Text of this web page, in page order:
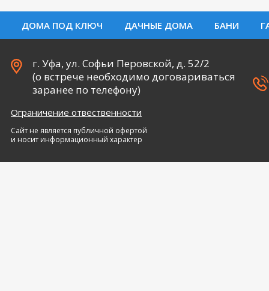
ДОМА ПОД КЛЮЧ ДАЧНЫЕ ДОМА БАНИ
г. Уфа, ул. Софьи Перовской, д. 52/2
(о встрече необходимо договариваться
заранее по телефону)
Ограничение отвественности
Сайт не является публичной офертой
и носит информационный характер